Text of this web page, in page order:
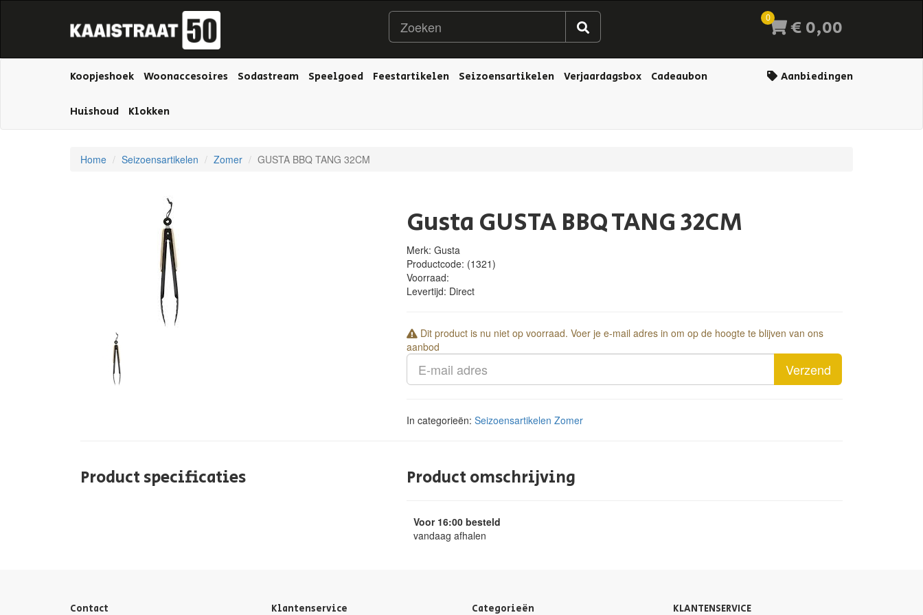
€ 0,00
0
Aanbiedingen
Koopjeshoek Woonaccesoires Sodastream Speelgoed Feestartikelen Seizoensartikelen Verjaardagsbox Cadeaubon
Huishoud Klokken
Home Seizoensartikelen Zomer GUSTA BBQ TANG 32CM
Gusta GUSTA BBQ TANG 32CM
Merk: Gusta
Productcode: (1321)
Voorraad:
Levertijd: Direct
Dit product is nu niet op voorraad. Voer je e-mail adres in om op de hoogte te blijven van ons
aanbod
Verzend
In categorieën: Seizoensartikelen Zomer
Product specificaties Product omschrijving
Voor 16:00 besteld
vandaag afhalen
Contact Klantenservice Categorieën KLANTENSERVICE